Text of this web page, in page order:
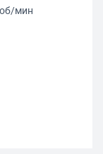
мин